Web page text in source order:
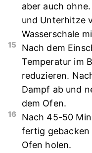
aber auch
und Unterhitze
Wasserschale
15
Nach dem
Temperatur im
reduzieren.
Dampf ab und
dem Ofen.
16
Nach 45-50
fertig gebacken
Ofen holen.